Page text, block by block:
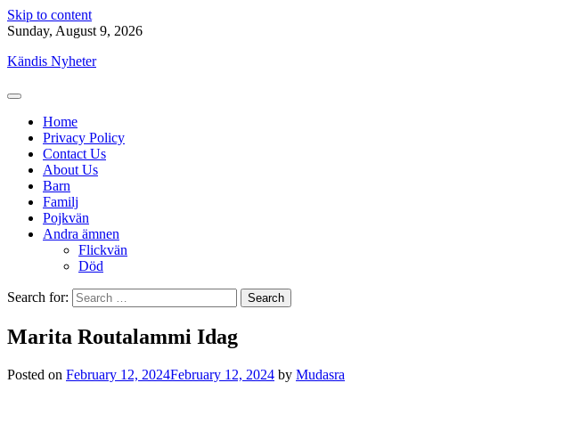
Skip to content
Sunday, August 9, 2026
Kändis Nyheter
Home
Privacy Policy
Contact Us
About Us
Barn
Familj
Pojkvän
Andra ämnen
Flickvän
Död
Search for:
Marita Routalammi Idag
Posted on February 12, 2024February 12, 2024 by Mudasra